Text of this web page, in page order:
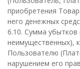
приобретения
него денежных
6.10. Сумма убытков
неимущественных),
Пользователю
нарушением его